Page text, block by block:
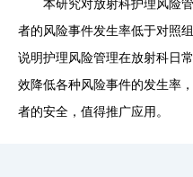
本研究对放射科护理风险
者的风险事件发生率低于对照
说明护理风险管理在放射科日
效降低各种风险事件的发生率
者的安全，值得推广应用。